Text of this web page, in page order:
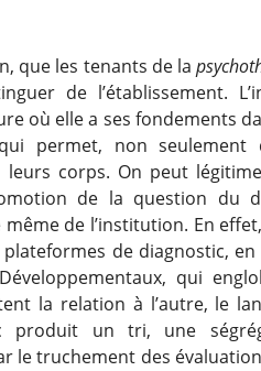
que les tenants de la
de l’établissement.
où elle a ses fondements
permet, non
leurs corps. On peut
de la question du
de l’institution. En
de diagnostic,
qui
la relation à l’autre, le
produit un tri, une
le truchement des